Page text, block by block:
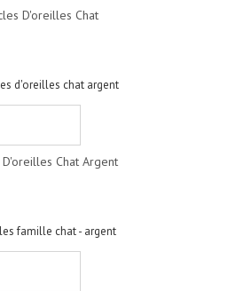
D'oreilles Chat
Chat Argent